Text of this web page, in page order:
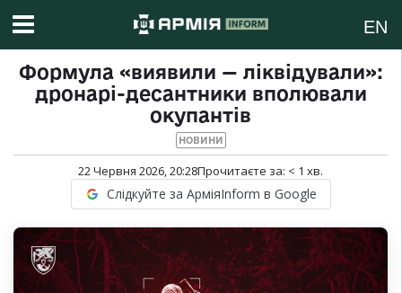
EN
Формула «виявили — ліквідували»:
дронарі-десантники вполювали
окупантів
НОВИНИ
22 Червня 2026, 20:28Прочитаєте за: < 1 хв.
Слідкуйте за АрміяInform в Google